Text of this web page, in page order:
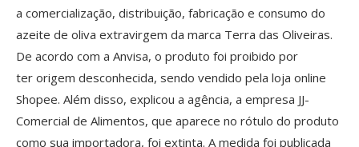
a comercialização, distribuição, fabricação e consumo do
azeite de oliva extravirgem da marca Terra das Oliveiras.
De acordo com a Anvisa, o produto foi proibido por
ter origem desconhecida, sendo vendido pela loja online
Shopee. Além disso, explicou a agência, a empresa JJ-
Comercial de Alimentos, que aparece no rótulo do produto
como sua importadora, foi extinta. A medida foi publicada